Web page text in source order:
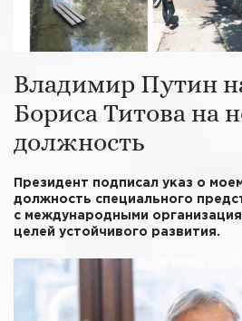
Владимир Путин
Бориса Титова на
должность
Президент подписал указ о
должность специального
с международными
целей устойчивого развития.